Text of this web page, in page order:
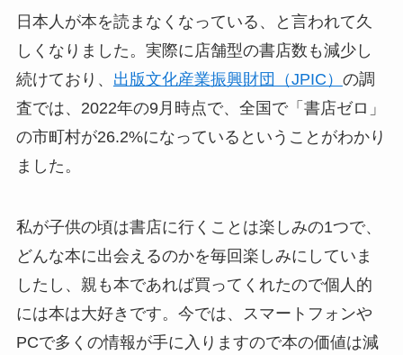
日本人が本を読まなくなっている、と言われて久
しくなりました。実際に店舗型の書店数も減少し
続けており、 出版文化産業振興財団（JPIC） の調
査では、2022年の9月時点で、全国で「書店ゼロ」
の市町村が26.2%になっているということがわかり
ました。
私が子供の頃は書店に行くことは楽しみの1つで、
どんな本に出会えるのかを毎回楽しみにしていま
したし、親も本であれば買ってくれたので個人的
には本は大好きです。今では、スマートフォンや
PCで多くの情報が手に入りますので本の価値は減